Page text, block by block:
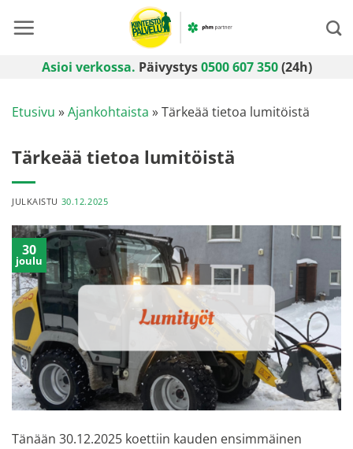
Asioi verkossa. Päivystys0500 607 350(24h)
Etusivu »Ajankohtaista »Tärkeää tietoa lumitöistä
Tärkeää tietoa lumitöistä
JULKAISTU 30.12.2025
30
joulu
Tänään 30.12.2025 koettiin kauden ensimmäinen